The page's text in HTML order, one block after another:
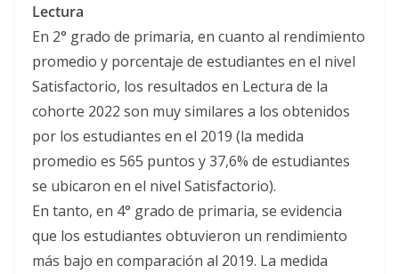
Lectura
En 2° grado de primaria, en cuanto al rendimiento
promedio y porcentaje de estudiantes en el nivel
Satisfactorio, los resultados en Lectura de la
cohorte 2022 son muy similares a los obtenidos
por los estudiantes en el 2019 (la medida
promedio es 565 puntos y 37,6% de estudiantes
se ubicaron en el nivel Satisfactorio).
En tanto, en 4° grado de primaria, se evidencia
que los estudiantes obtuvieron un rendimiento
más bajo en comparación al 2019. La medida